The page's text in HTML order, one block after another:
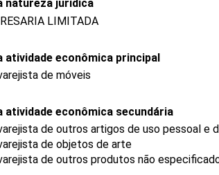
natureza jurídica
LIMITADA
atividade econômica principal
de móveis
atividade econômica secundária
de outros artigos de uso pessoal e
de objetos de arte
de outros produtos não